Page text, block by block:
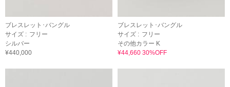
ブレスレット･バングル
サイズ : フリー
シルバー
¥440,000
ブレスレット･バングル
サイズ : フリー
その他カラー K
¥44,660 30%OFF